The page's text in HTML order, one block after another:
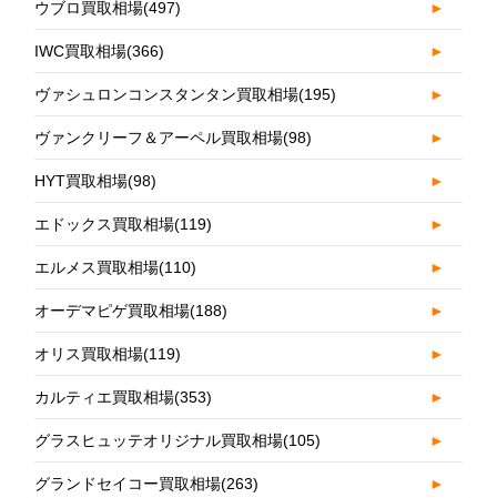
ウブロ買取相場(497) ►
IWC買取相場(366) ►
ヴァシュロンコンスタンタン買取相場(195) ►
ヴァンクリーフ＆アーペル買取相場(98) ►
HYT買取相場(98) ►
エドックス買取相場(119) ►
エルメス買取相場(110) ►
オーデマピゲ買取相場(188) ►
オリス買取相場(119) ►
カルティエ買取相場(353) ►
グラスヒュッテオリジナル買取相場(105) ►
グランドセイコー買取相場(263) ►